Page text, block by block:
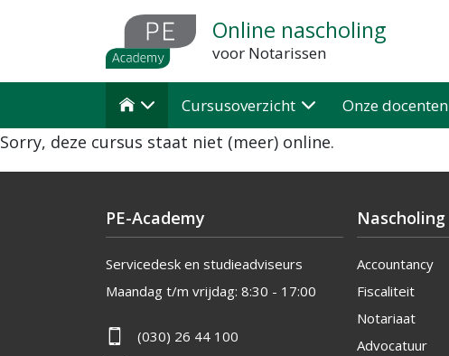
gaan
Online nascholing
voor Notarissen
 Cursusoverzicht Onze docenten
Sorry, deze cursus staat niet (meer) online.
PE-Academy
Servicedesk en studieadviseurs
Maandag t/m vrijdag: 8:30 - 17:00
(030) 26 44 100
Nascholing
Accountancy
Fiscaliteit
Notariaat
Advocatuur